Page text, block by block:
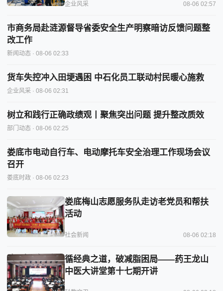
企业风采 08-06 02:57
市商务局赴涟源督导省委安全生产明察暗访反馈问题整
改工作
新闻动态 · 08-06 02:33
货车失控冲入田埂遇困 中石化员工联动村民暖心施救
企业风采 · 08-06 02:31
树立和践行正确政绩观丨聚焦突出问题 提升整改质效
部门动态 · 08-06 02:25
娄底市电动自行车、电动摩托车安全治理工作现场会议
召开
娄底时政 · 08-06 02:23
娄底梅山志愿服务队走访老党员和帮扶
活动
社会新闻 08-06 02:18
循经典之道，破减脂困局——药王龙山
中医大讲堂第十七期开讲